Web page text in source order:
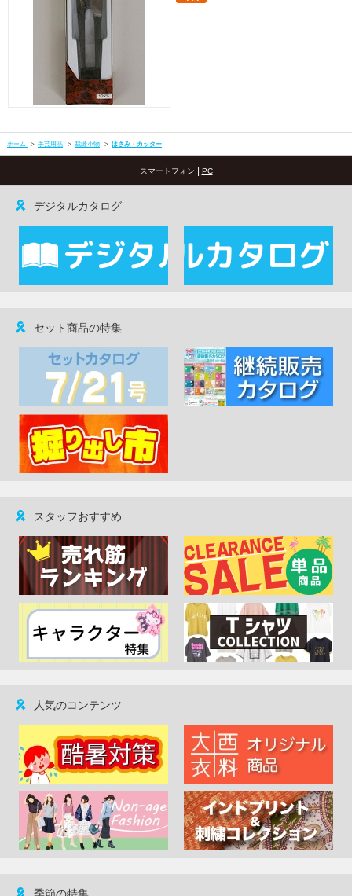
ホーム > 手芸用品 > 裁縫小物 > はさみ・カッター
スマートフォン PC
デジタルカタログ
セット商品の特集
スタッフおすすめ
人気のコンテンツ